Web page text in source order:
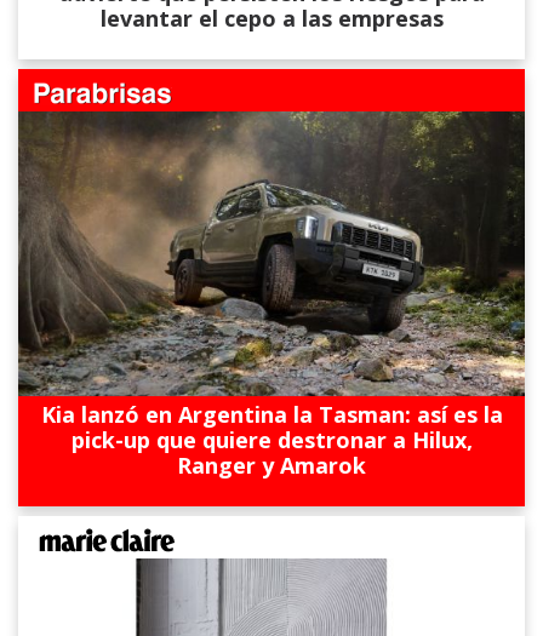
levantar el cepo a las empresas
Kia lanzó en Argentina la Tasman: así es la
pick-up que quiere destronar a Hilux,
Ranger y Amarok